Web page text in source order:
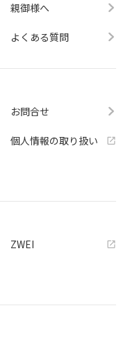
親御様へ
よくある質問
お問合せ
個人情報の取り扱い
ZWEI